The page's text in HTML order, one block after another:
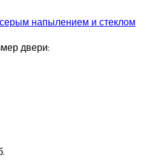
напылением и стеклом
двери: